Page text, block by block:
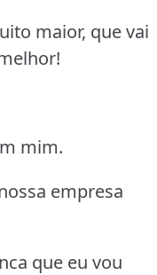
maior, que vai
mim.
empresa
que eu vou